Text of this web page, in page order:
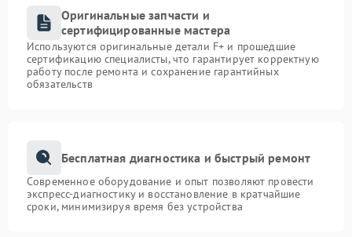
Оригинальные запчасти и
сертифицированные мастера
Используются оригинальные детали F+ и прошедшие
сертификацию специалисты, что гарантирует корректную
работу после ремонта и сохранение гарантийных
обязательств
Бесплатная диагностика и быстрый ремонт
Современное оборудование и опыт позволяют провести
экспресс-диагностику и восстановление в кратчайшие
сроки, минимизируя время без устройства